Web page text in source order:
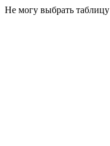
Не могу выбрать таблицу